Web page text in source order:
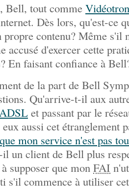
Bell, tout comme Vidéotron
Dès lors, qu'est-ce
contenu? Même s'il
accusé d'exercer cette
En faisant confiance à
de la part de Bell
Qu'arrive-t-il aux
et passant par le
aussi cet étranglement
mon service n'est pas
un client de Bell plus
supposer que mon FAI
s'il commence à utiliser